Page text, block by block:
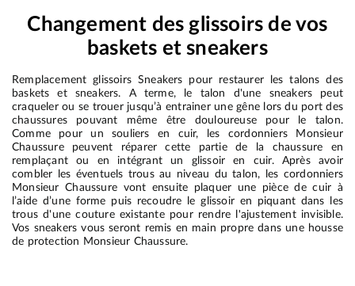
Changement des glissoirs de vos
baskets et sneakers
Remplacement glissoirs Sneakers pour restaurer les talons des
baskets et sneakers. A terme, le talon d'une sneakers peut
craqueler ou se trouer jusqu’à entrainer une gêne lors du port des
chaussures pouvant même être douloureuse pour le talon.
Comme pour un souliers en cuir, les cordonniers Monsieur
Chaussure peuvent réparer cette partie de la chaussure en
remplaçant ou en intégrant un glissoir en cuir. Après avoir
combler les éventuels trous au niveau du talon, les cordonniers
Monsieur Chaussure vont ensuite plaquer une pièce de cuir à
l’aide d’une forme puis recoudre le glissoir en piquant dans les
trous d'une couture existante pour rendre l'ajustement invisible.
Vos sneakers vous seront remis en main propre dans une housse
de protection Monsieur Chaussure.